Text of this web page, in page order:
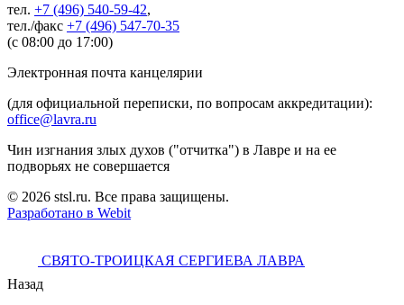
тел. +7 (496) 540-59-42,
тел./факс +7 (496) 547-70-35
(с 08:00 до 17:00)
Электронная почта канцелярии
(для официальной переписки, по вопросам аккредитации):
office@lavra.ru
Чин изгнания злых духов ("отчитка") в Лавре и на ее
подворьях не совершается
© 2026 stsl.ru. Все права защищены.
Разработано в Webit
СВЯТО-ТРОИЦКАЯ СЕРГИЕВА ЛАВРА
Назад